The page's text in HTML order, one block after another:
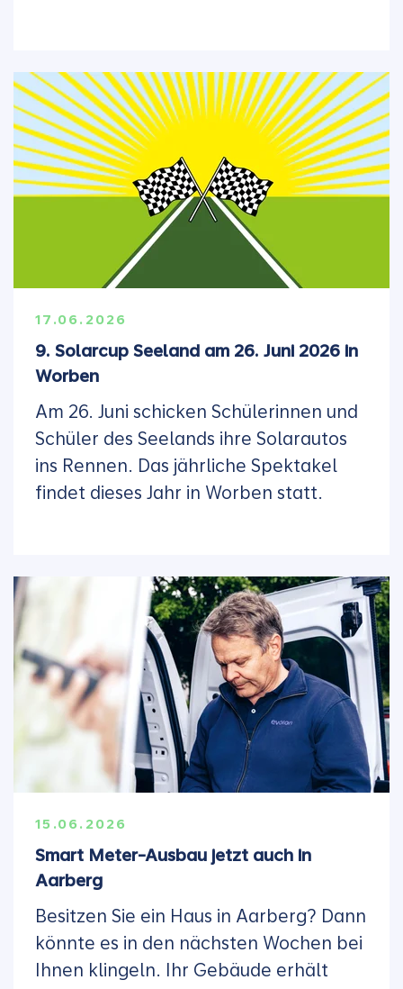
17.06.2026
9. Solarcup Seeland am 26. Juni 2026 in
Worben
Am 26. Juni schicken Schülerinnen und
Schüler des Seelands ihre Solarautos
ins Rennen. Das jährliche Spektakel
findet dieses Jahr in Worben statt.
15.06.2026
Smart Meter-Ausbau jetzt auch in
Aarberg
Besitzen Sie ein Haus in Aarberg? Dann
könnte es in den nächsten Wochen bei
Ihnen klingeln. Ihr Gebäude erhält